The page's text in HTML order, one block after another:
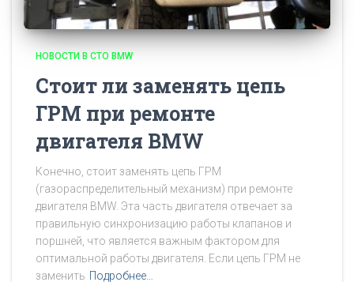
НОВОСТИ В СТО BMW
Стоит ли заменять цепь
ГРМ при ремонте
двигателя BMW
Конечно, стоит заменять цепь ГРМ
(газораспределительный механизм) при ремонте
двигателя BMW. Эта часть двигателя отвечает за
правильную синхронизацию работы клапанов и
поршней, что является важным фактором для
оптимальной работы двигателя. Если цепь ГРМ не
заменить Подробнее…